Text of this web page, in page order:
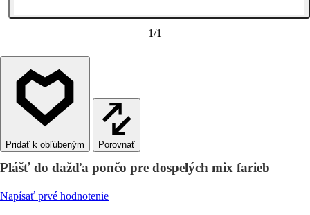
1/1
Porovnať
Plášť do dažďa pončo pre dospelých mix farieb
Napísať prvé hodnotenie